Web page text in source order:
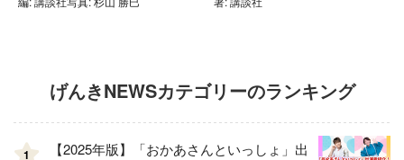
げんきNEWSカテゴリーのランキング
1
【2025年版】「おかあさんといっしょ」出